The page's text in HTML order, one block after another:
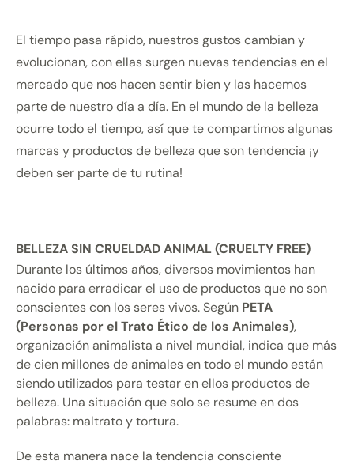
El tiempo pasa rápido, nuestros gustos cambian y
evolucionan, con ellas surgen nuevas tendencias en el
mercado que nos hacen sentir bien y las hacemos
parte de nuestro día a día. En el mundo de la belleza
ocurre todo el tiempo, así que te compartimos algunas
marcas y productos de belleza que son tendencia ¡y
deben ser parte de tu rutina!
BELLEZA SIN CRUELDAD ANIMAL (CRUELTY FREE)
Durante los últimos años, diversos movimientos han
nacido para erradicar el uso de productos que no son
conscientes con los seres vivos. Según PETA
(Personas por el Trato Ético de los Animales),
organización animalista a nivel mundial, indica que más
de cien millones de animales en todo el mundo están
siendo utilizados para testar en ellos productos de
belleza. Una situación que solo se resume en dos
palabras: maltrato y tortura.
De esta manera nace la tendencia consciente